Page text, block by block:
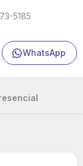
5185
WhatsApp